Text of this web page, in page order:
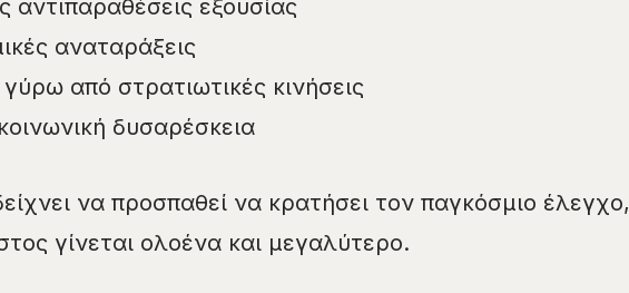
αντιπαραθέσεις εξουσίας
αναταράξεις
από στρατιωτικές κινήσεις
δυσαρέσκεια
να προσπαθεί να κρατήσει τον παγκόσμιο έλεγχο,
γίνεται ολοένα και μεγαλύτερο.